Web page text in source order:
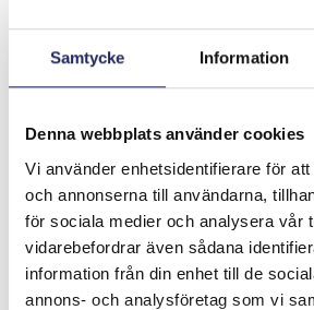
Samtycke Information
Denna webbplats använder cookies
Vi använder enhetsidentifierare för
och annonserna till användarna,
för sociala medier och analysera vår
vidarebefordrar även sådana
information från din enhet till de
annons- och analysföretag som vi
Tiimille tehdyt
lahjoitukset